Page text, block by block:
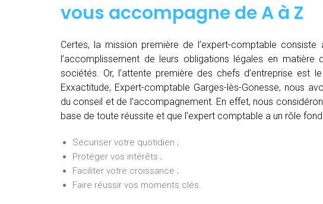
vous accompagne deA à Z
Certes, la mission première de l’expert-comptable consiste
l’accomplissement de leurs obligations légales en
sociétés. Or, l’attente première des chefs d’entreprise est
Exxactitude, Expert-comptable Garges-lès-Gonesse, nous
du conseil et de l’accompagnement. En effet, nous
base de toute réussite et que l’expert comptable a un rôle
Sécuriser votre quotidien ;
Protéger vos intérêts ;
Faciliter votre croissance ;
Faire réussir vos moments clés.